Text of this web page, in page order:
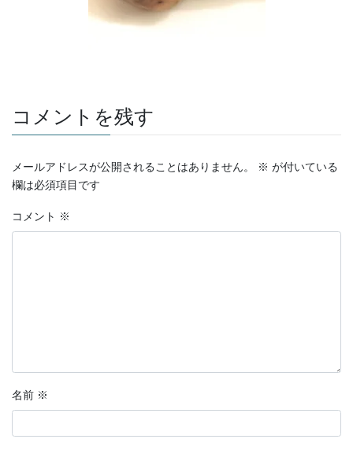
コメントを残す
メールアドレスが公開されることはありません。 ※ が付いている
欄は必須項目です
コメント ※
名前 ※